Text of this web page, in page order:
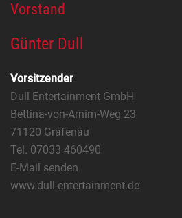
Vorstand
Günter Dull
Vorsitzender
Dull Entertainment GmbH
Bettina-von-Arnim-Weg 23
71120 Grafenau
Tel. 07033 460490
E-Mail senden
www.dull-entertainment.de